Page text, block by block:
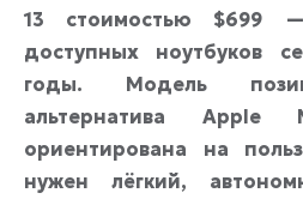
13 стоимостью $699
доступных ноутбуков
годы. Модель
альтернатива
ориентирована на
нужен лёгкий,